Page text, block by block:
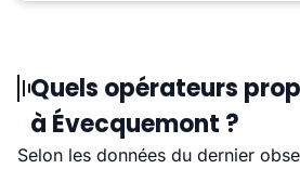
Quels opérateurs
à Évecquemont ?
Selon les données du dernier